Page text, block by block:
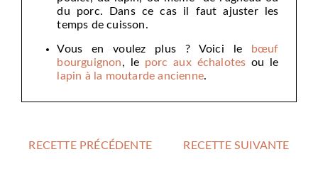
du porc. Dans ce cas il faut ajuster les
temps de cuisson.
Vous en voulez plus ? Voici le
bœuf
bourguignon, le porc aux échalotes ou le
lapin à la moutarde ancienne.
RECETTE PRÉCÉDENTE RECETTE SUIVANTE